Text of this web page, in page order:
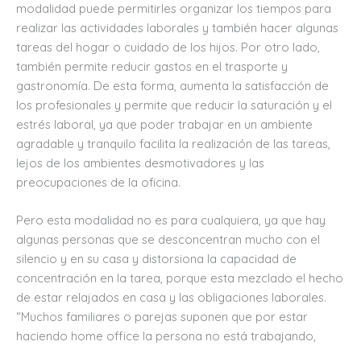
modalidad puede permitirles organizar los tiempos para
realizar las actividades laborales y también hacer algunas
tareas del hogar o cuidado de los hijos. Por otro lado,
también permite reducir gastos en el trasporte y
gastronomía. De esta forma, aumenta la satisfacción de
los profesionales y permite que reducir la saturación y el
estrés laboral, ya que poder trabajar en un ambiente
agradable y tranquilo facilita la realización de las tareas,
lejos de los ambientes desmotivadores y las
preocupaciones de la oficina.
Pero esta modalidad no es para cualquiera, ya que hay
algunas personas que se desconcentran mucho con el
silencio y en su casa y distorsiona la capacidad de
concentración en la tarea, porque esta mezclado el hecho
de estar relajados en casa y las obligaciones laborales.
“Muchos familiares o parejas suponen que por estar
haciendo home office la persona no está trabajando,